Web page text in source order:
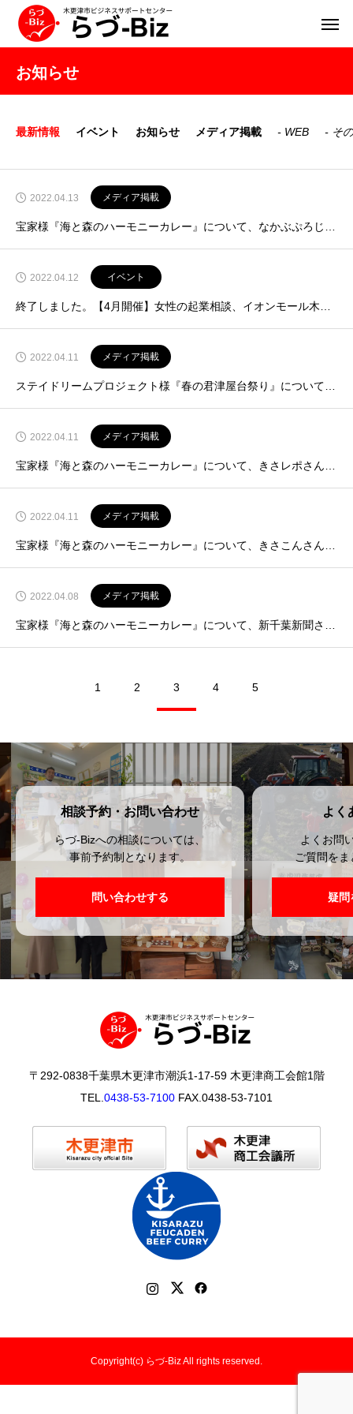
お知らせ
最新情報 イベント お知らせ メディア掲載 WEB そ
2022.04.13 メディア掲載
2022.04.12 イベント
2022.04.11 メディア掲載
2022.04.11 メディア掲載
2022.04.11 メディア掲載
2022.04.08 メディア掲載
1 2 3 4 5
相談予約・お問い合わせ
らづ-Bizへの相談については、
事前予約制となります。
問い合わせする
よく
よくお問
ご質問を
疑問
〒292-0838千葉県木更津市潮浜1-17-59 木更津商工会館1階
TEL. 0438-53-7100 FAX.0438-53-7101
Copyright(c) らづ-Biz All rights reserved.